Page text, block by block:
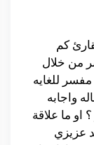
كم
من خلال
للغايه
واجابه
ما علاقة
عزيزي